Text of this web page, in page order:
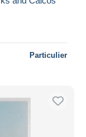
Particulier